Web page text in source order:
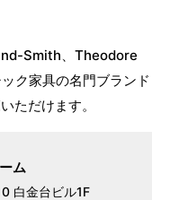
Smith、Theodore
ク家具の名門ブランド
ただけます。
ム
白金台ビル1F